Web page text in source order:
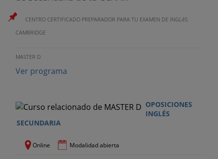
CENTRO CERTIFICADO PREPARADOR PARA TU EXAMEN DE INGLéS
CAMBRIDGE
MASTER D
Ver programa
OPOSICIONES
INGLÉS
SECUNDARIA
Online Modalidad abierta